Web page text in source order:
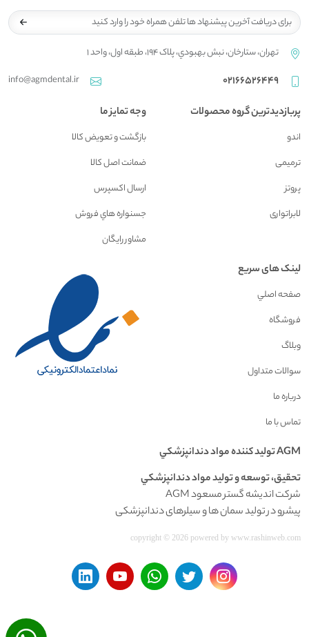
تهران، ستارخان، نبش بهبودي، پلاک 194، طبقه اول، واحد 1
02166526449
info@agmdental.ir
پربازدیدترین گروه محصولات
اندو
ترمیمی
پروتز
لابراتواری
وجه تمایز ما
بازگشت و تعويض کالا
ضمانت اصل کالا
ارسال اکسپرس
جسنواره هاي فروش
مشاور رايگان
لینک های سریع
صفحه اصلي
فروشگاه
وبلاگ
سوالات متداول
درباره ما
تماس با ما
AGM توليد کننده مواد دندانپزشکي
تحقيق، توسعه و توليد مواد دندانپزشکي
شرکت اندیشه گستر مسعود AGM
پیشرو در تولید سمان ها و سیلرهای دندانپزشکی
copyright © 2026 powered by www.rashinweb.com